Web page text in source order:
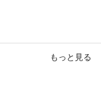
もっと見る